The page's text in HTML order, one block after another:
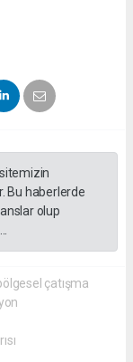
Bu haberlerde
olup
çatışma